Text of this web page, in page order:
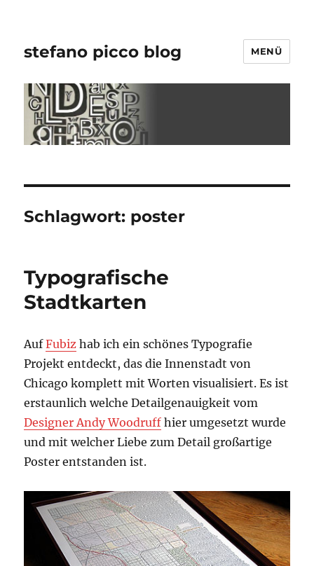
stefano picco blog MENÜ
Schlagwort: poster
Typografische
Stadtkarten
AufFubiz hab ich ein schönes Typografie
Projekt entdeckt, das die Innenstadt von
Chicago komplett mit Worten visualisiert. Es ist
erstaunlich welche Detailgenauigkeit vom
Designer Andy Woodruff hier umgesetzt wurde
und mit welcher Liebe zum Detail großartige
Poster entstanden ist.